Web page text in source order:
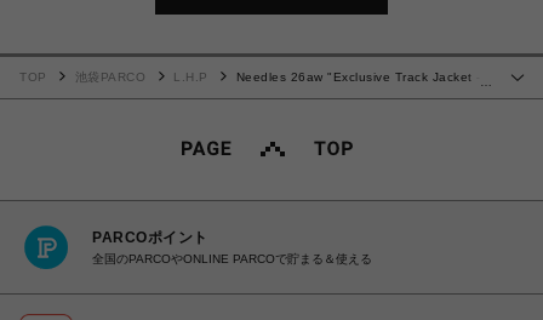
…
TOP 池袋PARCO L.H.P
Needles 26aw "Exclusive Track Jacket -
PARCOポイント
全国のPARCOやONLINE PARCOで貯まる＆使える